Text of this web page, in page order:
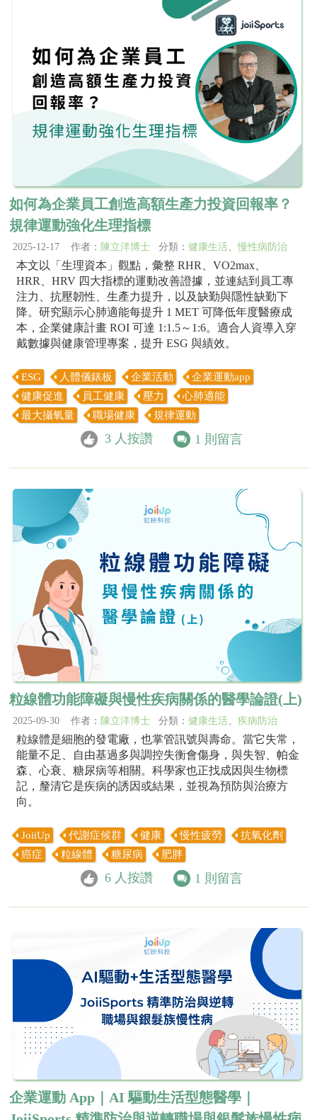
如何為企業員工創造高額生產力投資回報率？
規律運動強化生理指標
2025-12-17 作者： 陳立洋博士 分類： 健康生活、慢性病防治
本文以「生理資本」觀點，彙整 RHR、VO2max、
HRR、HRV 四大指標的運動改善證據，並連結到員工專
注力、抗壓韌性、生產力提升，以及缺勤與隱性缺勤下
降。研究顯示心肺適能每提升 1 MET 可降低年度醫療成
本，企業健康計畫 ROI 可達 1:1.5～1:6。適合人資導入穿
戴數據與健康管理專案，提升 ESG 與績效。
ESG 人體儀錶板 企業活動
企業運動app
健康促進
員工健康 壓力
心肺適能
最大攝氧量
職場健康 規律運動
3 人按讚 1 則留言
粒線體功能障礙與慢性疾病關係的醫學論證(上)
2025-09-30 作者： 陳立洋博士 分類： 健康生活、 疾病防治
粒線體是細胞的發電廠，也掌管訊號與壽命。當它失常，
能量不足、自由基過多與調控失衡會傷身，與失智、帕金
森、心衰、糖尿病等相關。科學家也正找成因與生物標
記，釐清它是疾病的誘因或結果，並視為預防與治療方
向。
JoiiUp 代謝症候群 健康 慢性疲勞
抗氧化劑
癌症
粒線體 糖尿病 肥胖
6 人按讚 1 則留言
企業運動 App｜AI 驅動生活型態醫學｜